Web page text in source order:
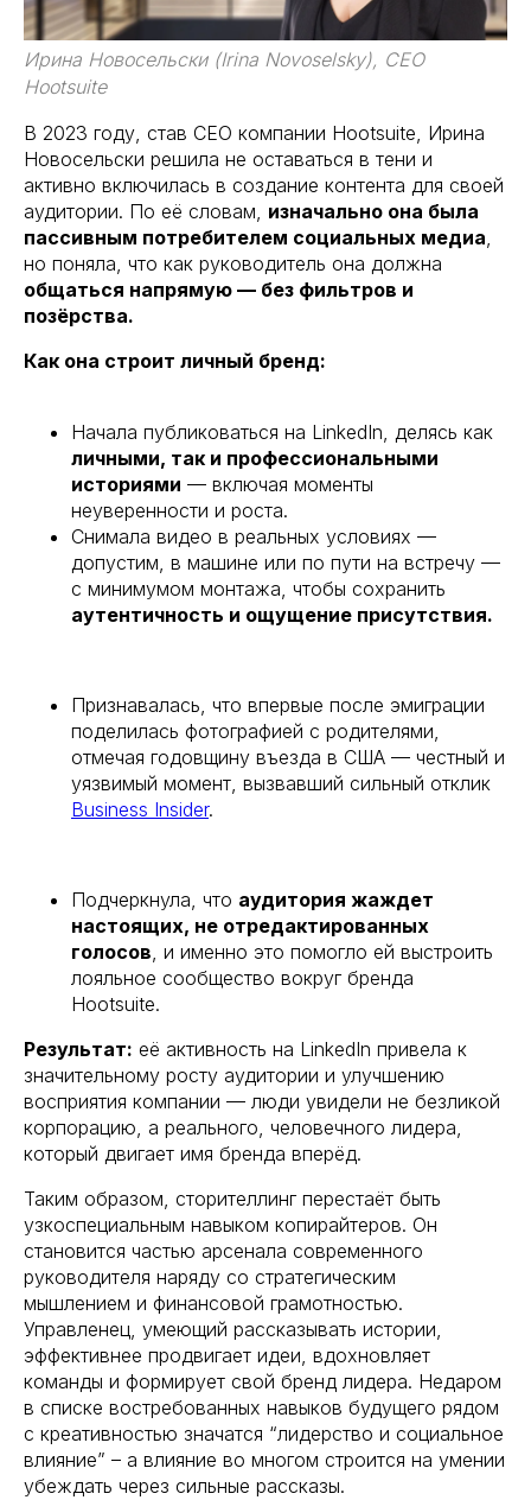
Ирина Новосельски (Irina Novoselsky), CEO
Hootsuite
В 2023 году, став CEO компании Hootsuite, Ирина
Новосельски решила не оставаться в тени и
активно включилась в создание контента для своей
аудитории. По её словам, изначально она была
пассивным потребителем социальных медиа,
но поняла, что как руководитель она должна
общаться напрямую — без фильтров и
позёрства.
Как она строит личный бренд:
Начала публиковаться на LinkedIn, делясь как
личными, так и профессиональными
историями — включая моменты
неуверенности и роста.
Снимала видео в реальных условиях —
допустим, в машине или по пути на встречу —
с минимумом монтажа, чтобы сохранить
аутентичность и ощущение присутствия.
Признавалась, что впервые после эмиграции
поделилась фотографией с родителями,
отмечая годовщину въезда в США — честный и
уязвимый момент, вызвавший сильный отклик
Business Insider.
Подчеркнула, что аудитория жаждет
настоящих, не отредактированных
голосов, и именно это помогло ей выстроить
лояльное сообщество вокруг бренда
Hootsuite.
Результат: её активность на LinkedIn привела к
значительному росту аудитории и улучшению
восприятия компании — люди увидели не безликой
корпорацию, а реального, человечного лидера,
который двигает имя бренда вперёд.
Таким образом, сторителлинг перестаёт быть
узкоспециальным навыком копирайтеров. Он
становится частью арсенала современного
руководителя наряду со стратегическим
мышлением и финансовой грамотностью.
Управленец, умеющий рассказывать истории,
эффективнее продвигает идеи, вдохновляет
команды и формирует свой бренд лидера. Недаром
в списке востребованных навыков будущего рядом
с креативностью значатся “лидерство и социальное
влияние” – а влияние во многом строится на умении
убеждать через сильные рассказы.